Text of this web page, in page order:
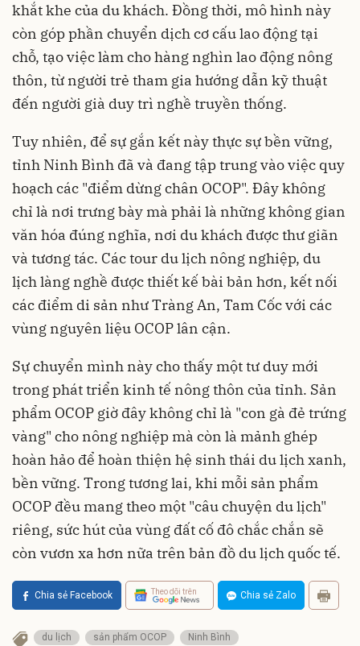
khắt khe của du khách. Đồng thời, mô hình này
còn góp phần chuyển dịch cơ cấu lao động tại
chỗ, tạo việc làm cho hàng nghìn lao động nông
thôn, từ người trẻ tham gia hướng dẫn kỹ thuật
đến người già duy trì nghề truyền thống.
Tuy nhiên, để sự gắn kết này thực sự bền vững,
tỉnh Ninh Bình đã và đang tập trung vào việc quy
hoạch các "điểm dừng chân OCOP". Đây không
chỉ là nơi trưng bày mà phải là những không gian
văn hóa đúng nghĩa, nơi du khách được thư giãn
và tương tác. Các tour du lịch nông nghiệp, du
lịch làng nghề được thiết kế bài bản hơn, kết nối
các điểm di sản như Tràng An, Tam Cốc với các
vùng nguyên liệu OCOP lân cận.
Sự chuyển mình này cho thấy một tư duy mới
trong phát triển kinh tế nông thôn của tỉnh. Sản
phẩm OCOP giờ đây không chỉ là "con gà đẻ trứng
vàng" cho nông nghiệp mà còn là mảnh ghép
hoàn hảo để hoàn thiện hệ sinh thái du lịch xanh,
bền vững. Trong tương lai, khi mỗi sản phẩm
OCOP đều mang theo một "câu chuyện du lịch"
riêng, sức hút của vùng đất cố đô chắc chắn sẽ
còn vươn xa hơn nữa trên bản đồ du lịch quốc tế.
Chia sẻ Facebook Theo dõi trên Chia sẻ Zalo
du lịch sản phẩm OCOP
Ninh Bình